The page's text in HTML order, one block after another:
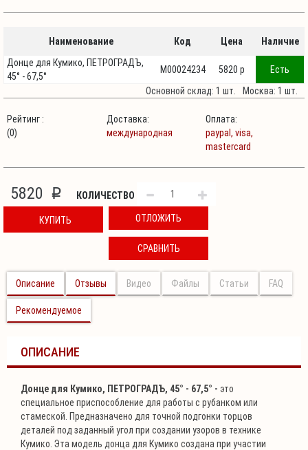
Наименование Код Цена
Наличие
Донце для Кумико, ПЕТРОГРАДЪ,
45° - 67,5°
М00024234 5820 p
Есть
Основной склад: 1 шт.
Москва: 1 шт.
Рейтинг :
(0)
Доставка:
международная
Оплата:
paypal, visa,
mastercard
5820 p КОЛИЧЕСТВО
КУПИТЬ ОТЛОЖИТЬ
СРАВНИТЬ
Описание Отзывы Видео Файлы Статьи FAQ
Рекомендуемое
ОПИСАНИЕ
Донце для Кумико, ПЕТРОГРАДЪ, 45° - 67,5° - это
специальное приспособление для работы с рубанком или
стамеской. Предназначено для точной подгонки торцов
деталей под заданный угол при создании узоров в технике
Кумико. Эта модель донца для Кумико создана при участии